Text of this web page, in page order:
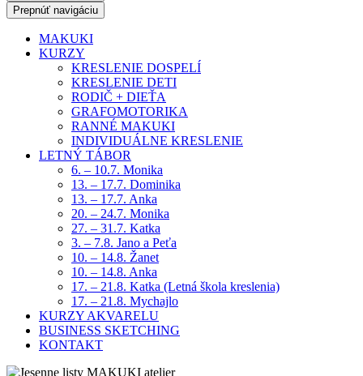
Prepnúť navigáciu
MAKUKI
KURZY
KRESLENIE DOSPELÍ
KRESLENIE DETI
RODIČ + DIEŤA
GRAFOMOTORIKA
RANNÉ MAKUKI
INDIVIDUÁLNE KRESLENIE
LETNÝ TÁBOR
6. – 10.7. Monika
13. – 17.7. Dominika
13. – 17.7. Anka
20. – 24.7. Monika
27. – 31.7. Katka
3. – 7.8. Jano a Peťa
10. – 14.8. Žanet
10. – 14.8. Anka
17. – 21.8. Katka (Letná škola kreslenia)
17. – 21.8. Mychajlo
KURZY AKVARELU
BUSINESS SKETCHING
KONTAKT